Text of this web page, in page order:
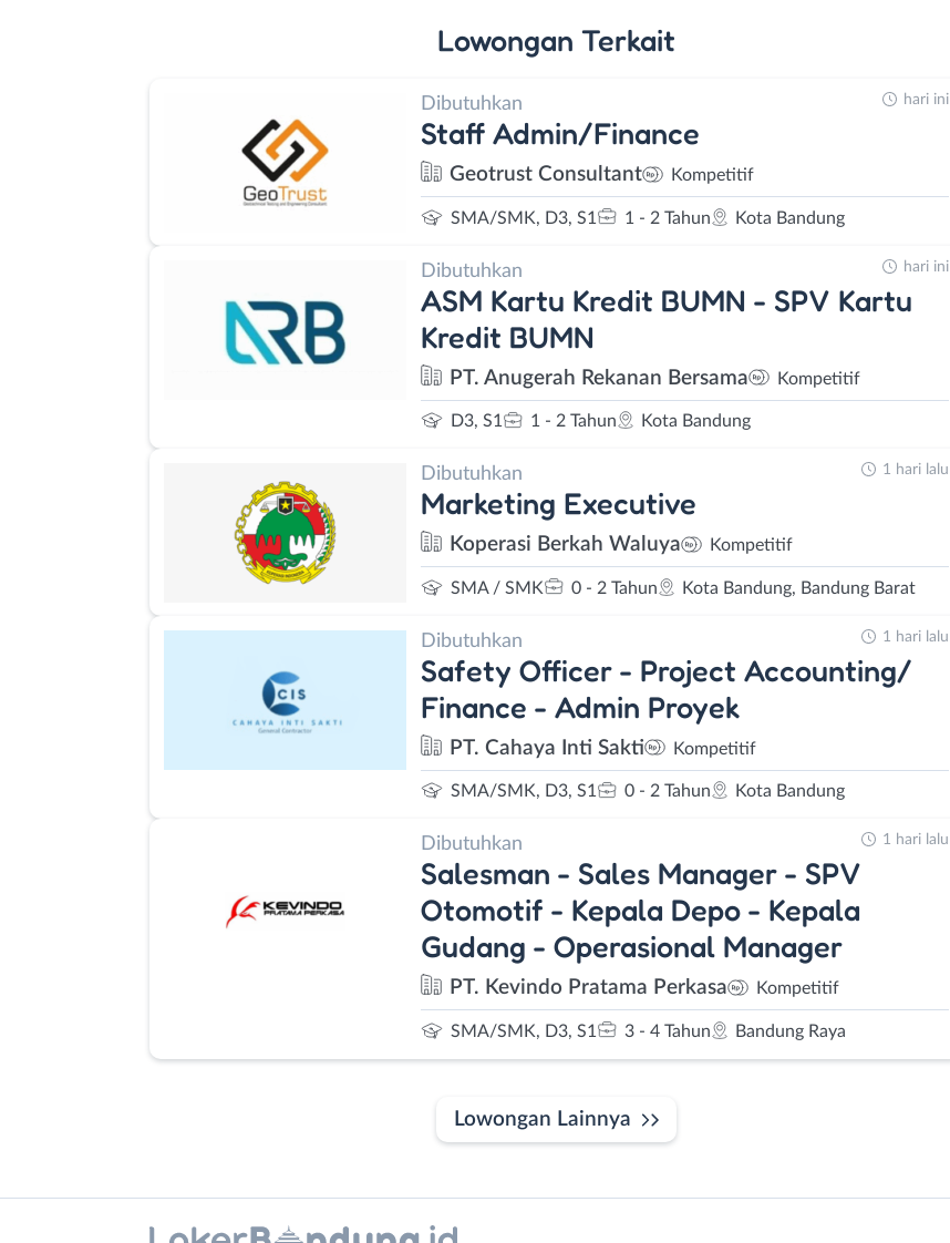
Lowongan Terkait
Dibutuhkan
Staff Admin/Finance
Geotrust Consultant Kompetitif
SMA/SMK, D3, S1 1 - 2 Tahun Kota Bandung
hari ini
Dibutuhkan
ASM Kartu Kredit BUMN - SPV Kartu
Kredit BUMN
PT. Anugerah Rekanan Bersama Kompetitif
D3, S1 1 - 2 Tahun Kota Bandung
hari ini
Dibutuhkan
Marketing Executive
Koperasi Berkah Waluya Kompetitif
SMA / SMK 0 - 2 Tahun Kota Bandung, Bandung Barat
1 hari lalu
Dibutuhkan
Safety Officer - Project Accounting/
Finance - Admin Proyek
PT. Cahaya Inti Sakti Kompetitif
SMA/SMK, D3, S1 0 - 2 Tahun Kota Bandung
1 hari lalu
Dibutuhkan
Salesman - Sales Manager - SPV
Otomotif - Kepala Depo - Kepala
Gudang - Operasional Manager
PT. Kevindo Pratama Perkasa Kompetitif
SMA/SMK, D3, S1 3 - 4 Tahun Bandung Raya
1 hari lalu
Lowongan Lainnya